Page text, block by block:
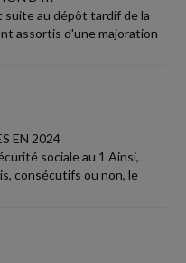
au dépôt tardif de la
assortis d'une majoration
EN 2024
sociale au 1 Ainsi,
consécutifs ou non, le